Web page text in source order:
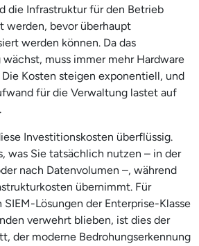
die Infrastruktur für den Betrieb
werden, bevor überhaupt
werden können. Da das
muss immer mehr Hardware
Kosten steigen exponentiell, und
für die Verwaltung lastet auf
Investitionskosten überflüssig.
was Sie tatsächlich nutzen – in der
nach Datenvolumen –, während
übernimmt. Für
Lösungen der Enterprise-Klasse
verwehrt blieben, ist dies der
der moderne Bedrohungserkennung